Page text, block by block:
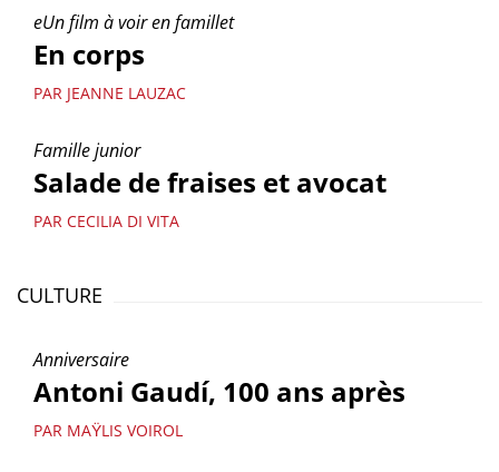
eUn film à voir en famillet
En corps
PAR JEANNE LAUZAC
Famille junior
Salade de fraises et avocat
PAR CECILIA DI VITA
CULTURE
Anniversaire
Antoni Gaudí, 100 ans après
PAR MAŸLIS VOIROL